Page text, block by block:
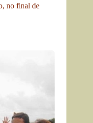
no final de